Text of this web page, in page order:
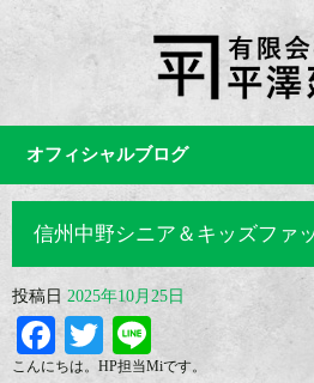
オフィシャルブログ
信州中野シニア＆キッズファ
投稿日 2025年10月25日
Facebook
Twitter
Line
こんにちは。HP担当Miです。